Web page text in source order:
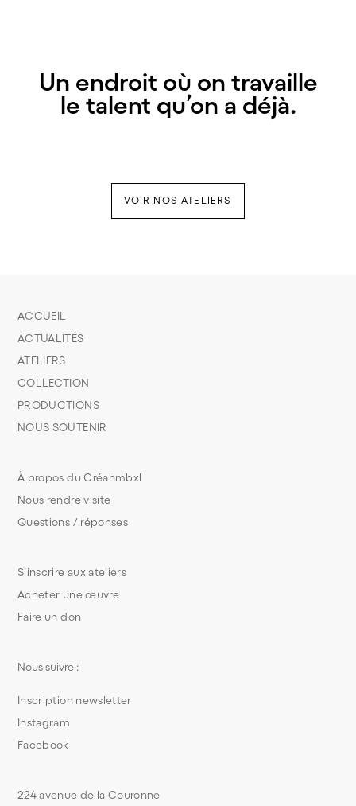
Un endroit où on travaille
le talent qu’on a déjà.
VOIR NOS ATELIERS
S’inscrire aux ateliers
Acheter une œuvre
Faire un don
À propos du Créahmbxl
Nous rendre visite
Questions / réponses
ACCUEIL
ACTUALITÉS
ATELIERS
COLLECTION
PRODUCTIONS
NOUS SOUTENIR
224 avenue de la Couronne
Nous suivre :
Inscription newsletter
Instagram
Facebook